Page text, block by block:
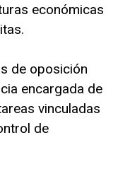
económicas
de oposición
encargada de
vinculadas
de